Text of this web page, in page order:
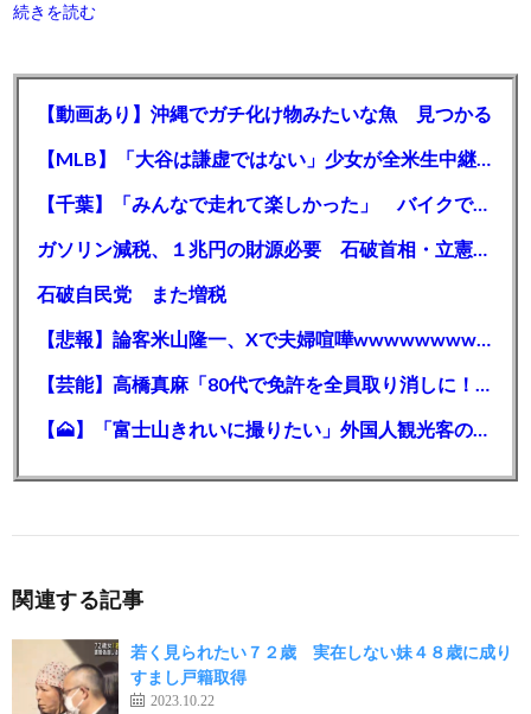
続きを読む
【動画あり】沖縄でガチ化け物みたいな魚 見つかる
【MLB】「大谷は謙虚ではない」少女が全米生中継で突然の大谷翔平批判 サイン無視された過去明かす
【千葉】「みんなで走れて楽しかった」 バイクでバースデー集団暴走 男女５７人を書類送検 SNSで参加者募る
ガソリン減税、１兆円の財源必要 石破首相・立憲野田氏「財源は死に物狂いで確保しなければならない」「本当に死に物狂いで」
石破自民党 また増税
【悲報】論客米山隆一、Xで夫婦喧嘩wwwwwwwwwwww
【芸能】高橋真麻「80代で免許を全員取り消しに！」 高齢ドライバーの事故問題で、高齢者の運転免許取り消し法を提案
【🗻】「富士山きれいに撮りたい」外国人観光客のレンタカー事故が急増…「ハンドルが逆で慣れず」、道の狭さも
関連する記事
若く見られたい７２歳 実在しない妹４８歳に成り
すまし戸籍取得
2023.10.22